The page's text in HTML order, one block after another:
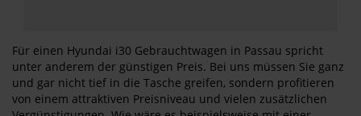
Für einen Hyundai i30 Gebrauchtwagen in Passau spricht
unter anderem der günstigen Preis. Bei uns müssen Sie ganz
und gar nicht tief in die Tasche greifen, sondern profitieren
von einem attraktiven Preisniveau und vielen zusätzlichen